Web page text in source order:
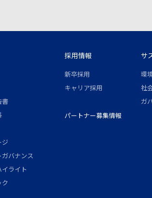
書
ジ
バナンス
ライト
ク
採用情報
新卒採用
キャリア採用
パートナー募集情報
サ
環
社
ガ